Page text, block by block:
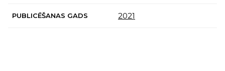
PUBLICĒŠANAS GADS 2021